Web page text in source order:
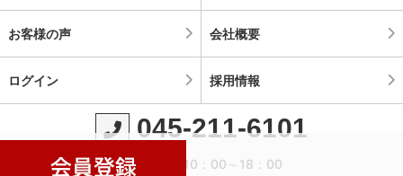
お客様の声 会社概要
ログイン 採用情報
045-211-6101
営業時間：10：00～18：00